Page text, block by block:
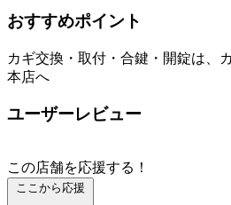
おすすめポイント
カギ交換・取付・合鍵・開錠は、
本店へ
ユーザーレビュー
この店舗を応援する！
ここから応援